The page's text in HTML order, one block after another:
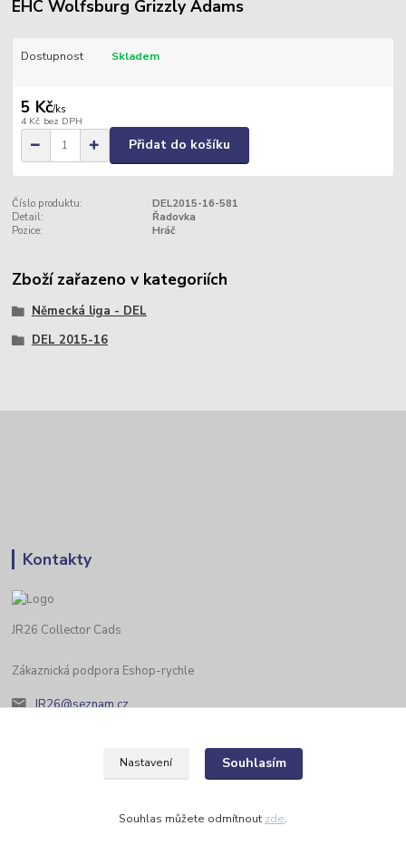
EHC Wolfsburg Grizzly Adams
Dostupnost Skladem
5 Kč/ks
4 Kč bez DPH
Přidat do košíku
Číslo produktu:
DEL2015-16-581
Detail:
Řadovka
Pozice:
Hráč
Zboží zařazeno v kategoriích
Německá liga - DEL
DEL 2015-16
Kontakty
JR26 Collector Cads
Zákaznická podpora Eshop-rychle
JR26@seznam.cz
Nastavení Souhlasím
Souhlas můžete odmítnout zde.